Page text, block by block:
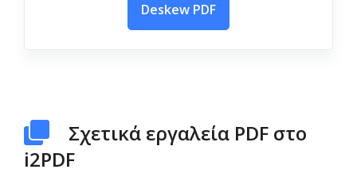
Deskew PDF
Σχετικά εργαλεία PDF στο
i2PDF